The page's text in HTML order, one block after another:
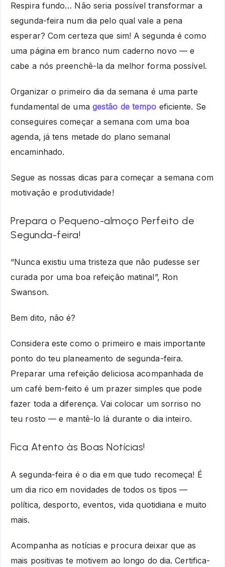
Respira fundo… Não seria possível transformar a
segunda-feira num dia pelo qual vale a pena
esperar? Com certeza que sim! A segunda é como
uma página em branco num caderno novo — e
cabe a nós preenchê-la da melhor forma possível.
Organizar o primeiro dia da semana é uma parte
fundamental de uma gestão de tempo eficiente. Se
conseguires começar a semana com uma boa
agenda, já tens metade do plano semanal
encaminhado.
Segue as nossas dicas para começar a semana com
motivação e produtividade!
Prepara o Pequeno-almoço Perfeito de
Segunda-feira!
“Nunca existiu uma tristeza que não pudesse ser
curada por uma boa refeição matinal”, Ron
Swanson.
Bem dito, não é?
Considera este como o primeiro e mais importante
ponto do teu planeamento de segunda-feira.
Preparar uma refeição deliciosa acompanhada de
um café bem-feito é um prazer simples que pode
fazer toda a diferença. Vai colocar um sorriso no
teu rosto — e mantê-lo lá durante o dia inteiro.
Fica Atento às Boas Notícias!
A segunda-feira é o dia em que tudo recomeça! É
um dia rico em novidades de todos os tipos —
política, desporto, eventos, vida quotidiana e muito
mais.
Acompanha as notícias e procura deixar que as
mais positivas te motivem ao longo do dia. Certifica-